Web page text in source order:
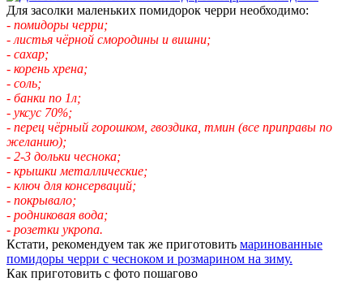
Для засолки маленьких помидорок черри необходимо:
- помидоры черри;
- листья чёрной смородины и вишни;
- сахар;
- корень хрена;
- соль;
- банки по 1л;
- уксус 70%;
- перец чёрный горошком, гвоздика, тмин (все приправы по
желанию);
- 2-3 дольки чеснока;
- крышки металлические;
- ключ для консерваций;
- покрывало;
- родниковая вода;
- розетки укропа.
Кстати, рекомендуем так же приготовить маринованные
помидоры черри с чесноком и розмарином на зиму.
Как приготовить с фото пошагово